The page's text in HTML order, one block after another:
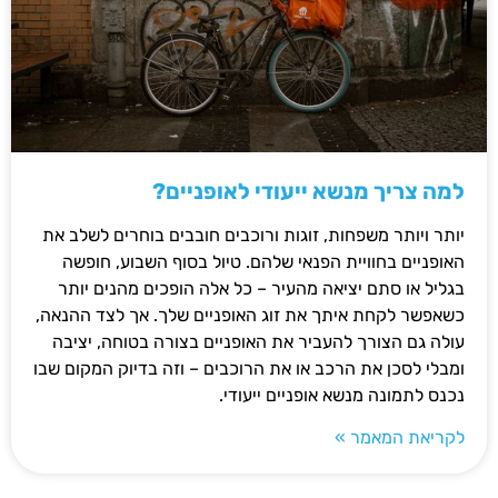
למה צריך מנשא ייעודי לאופניים?
יותר ויותר משפחות, זוגות ורוכבים חובבים בוחרים לשלב את
האופניים בחוויית הפנאי שלהם. טיול בסוף השבוע, חופשה
בגליל או סתם יציאה מהעיר – כל אלה הופכים מהנים יותר
כשאפשר לקחת איתך את זוג האופניים שלך. אך לצד ההנאה,
עולה גם הצורך להעביר את האופניים בצורה בטוחה, יציבה
ומבלי לסכן את הרכב או את הרוכבים – וזה בדיוק המקום שבו
נכנס לתמונה מנשא אופניים ייעודי.
לקריאת המאמר »